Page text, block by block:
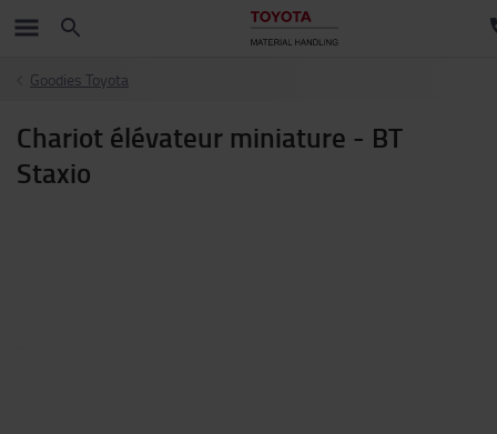
Goodies Toyota
Chariot élévateur miniature - BT
Staxio